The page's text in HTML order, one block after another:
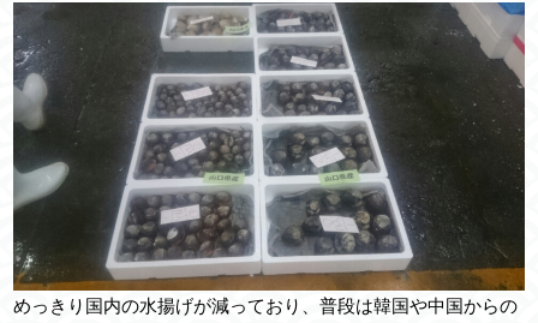
めっきり国内の水揚げが減っており、普段は韓国や中国からの